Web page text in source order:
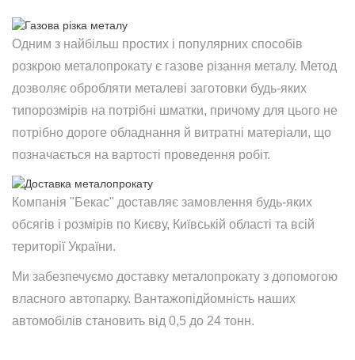
Одним з найбільш простих і популярних способів
розкрою металопрокату є газове різання металу. Метод
дозволяє обробляти металеві заготовки будь-яких
типорозмірів на потрібні шматки, причому для цього не
потрібно дороге обладнання й витратні матеріали, що
позначається на вартості проведення робіт.
Компанія "Бекас" доставляє замовлення будь-яких
обсягів і розмірів по Києву, Київській області та всій
території України.
Ми забезпечуємо доставку металопрокату з допомогою
власного автопарку. Вантажопідйомність наших
автомобілів становить від 0,5 до 24 тонн.